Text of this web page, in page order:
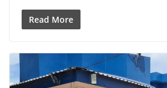
Read More